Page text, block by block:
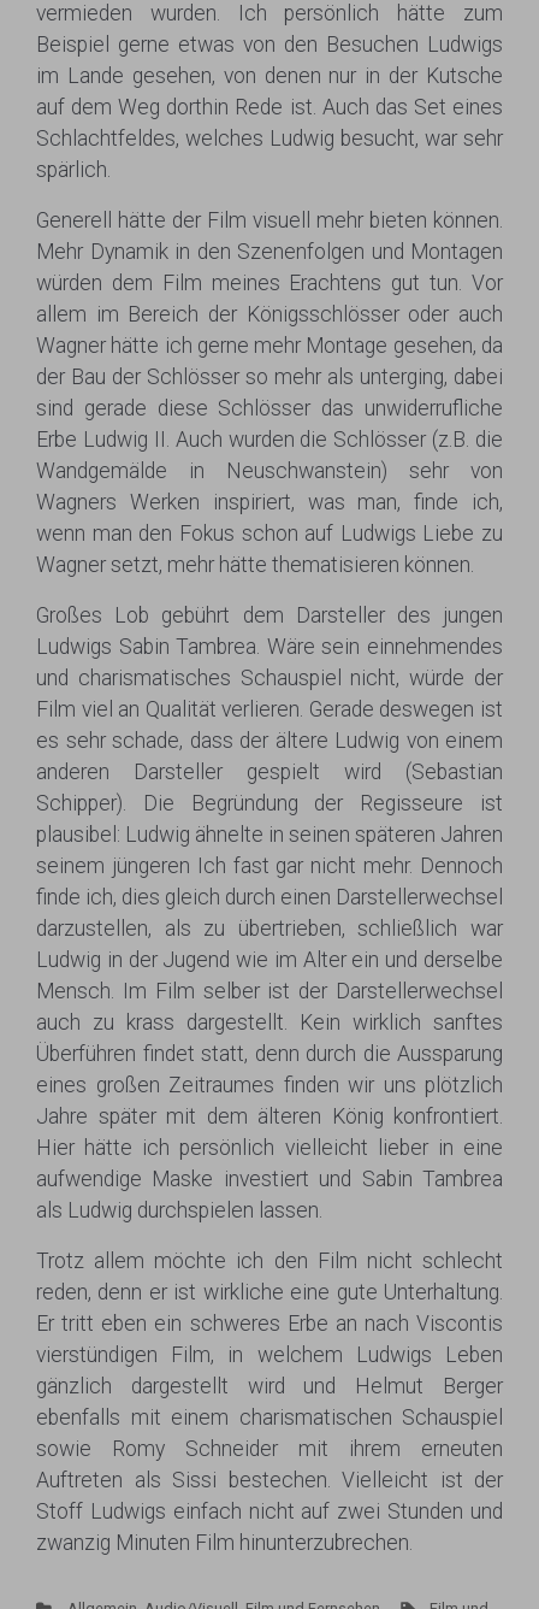
vermieden wurden. Ich persönlich hätte zum
Beispiel gerne etwas von den Besuchen Ludwigs
im Lande gesehen, von denen nur in der Kutsche
auf dem Weg dorthin Rede ist. Auch das Set eines
Schlachtfeldes, welches Ludwig besucht, war sehr
spärlich.
Generell hätte der Film visuell mehr bieten können.
Mehr Dynamik in den Szenenfolgen und Montagen
würden dem Film meines Erachtens gut tun. Vor
allem im Bereich der Königsschlösser oder auch
Wagner hätte ich gerne mehr Montage gesehen, da
der Bau der Schlösser so mehr als unterging, dabei
sind gerade diese Schlösser das unwiderrufliche
Erbe Ludwig II. Auch wurden die Schlösser (z.B. die
Wandgemälde in Neuschwanstein) sehr von
Wagners Werken inspiriert, was man, finde ich,
wenn man den Fokus schon auf Ludwigs Liebe zu
Wagner setzt, mehr hätte thematisieren können.
Großes Lob gebührt dem Darsteller des jungen
Ludwigs Sabin Tambrea. Wäre sein einnehmendes
und charismatisches Schauspiel nicht, würde der
Film viel an Qualität verlieren. Gerade deswegen ist
es sehr schade, dass der ältere Ludwig von einem
anderen Darsteller gespielt wird (Sebastian
Schipper). Die Begründung der Regisseure ist
plausibel: Ludwig ähnelte in seinen späteren Jahren
seinem jüngeren Ich fast gar nicht mehr. Dennoch
finde ich, dies gleich durch einen Darstellerwechsel
darzustellen, als zu übertrieben, schließlich war
Ludwig in der Jugend wie im Alter ein und derselbe
Mensch. Im Film selber ist der Darstellerwechsel
auch zu krass dargestellt. Kein wirklich sanftes
Überführen findet statt, denn durch die Aussparung
eines großen Zeitraumes finden wir uns plötzlich
Jahre später mit dem älteren König konfrontiert.
Hier hätte ich persönlich vielleicht lieber in eine
aufwendige Maske investiert und Sabin Tambrea
als Ludwig durchspielen lassen.
Trotz allem möchte ich den Film nicht schlecht
reden, denn er ist wirkliche eine gute Unterhaltung.
Er tritt eben ein schweres Erbe an nach Viscontis
vierstündigen Film, in welchem Ludwigs Leben
gänzlich dargestellt wird und Helmut Berger
ebenfalls mit einem charismatischen Schauspiel
sowie Romy Schneider mit ihrem erneuten
Auftreten als Sissi bestechen. Vielleicht ist der
Stoff Ludwigs einfach nicht auf zwei Stunden und
zwanzig Minuten Film hinunterzubrechen.